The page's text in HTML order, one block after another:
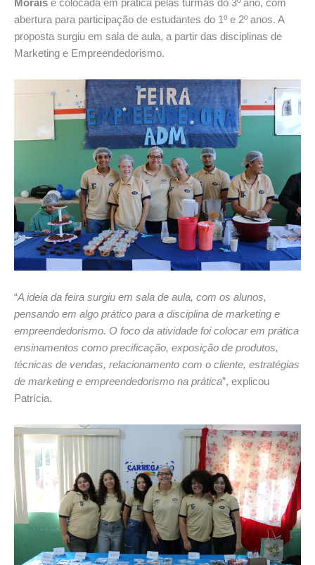
Morais e colocada em prática pelas turmas do 3º ano, com
abertura para participação de estudantes do 1º e 2º anos. A
proposta surgiu em sala de aula, a partir das disciplinas de
Marketing e Empreendedorismo.
“A ideia da feira surgiu em sala de aula, com os alunos,
pensando em algo prático para a disciplina de marketing e
empreendedorismo. O foco da atividade foi colocar em prática
ensinamentos como precificação, exposição de produtos,
técnicas de vendas, relacionamento com o cliente, estratégias
de marketing e empreendedorismo na prática”, explicou
Patrícia.